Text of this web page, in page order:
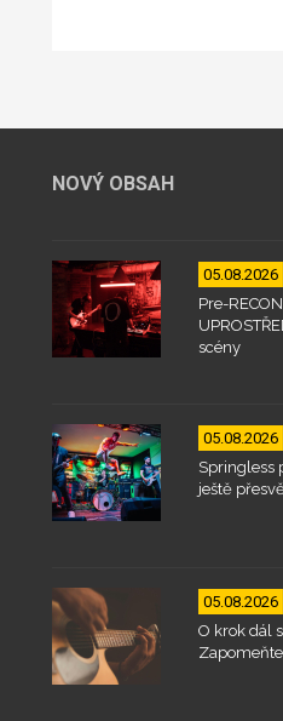
NOVÝ OBSAH
05.08.2026
Pre-
scény
05.08.2026
Springless
ještě
05.08.2026
O krok dál